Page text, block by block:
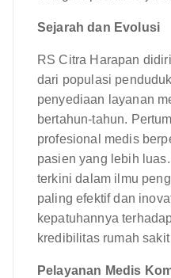
Sejarah dan Evolusi
RS Citra Harapan
dari populasi
penyediaan layanan
bertahun-tahun.
profesional medis
pasien yang lebih
terkini dalam ilmu
paling efektif dan
kepatuhannya
kredibilitas rumah
Pelayanan Medis